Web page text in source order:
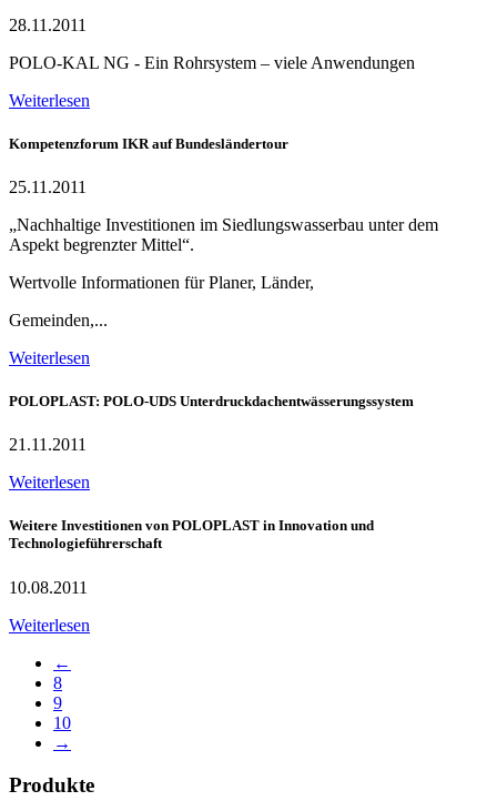
28.11.2011
POLO-KAL NG - Ein Rohrsystem – viele Anwendungen
Weiterlesen
Kompetenzforum IKR auf Bundesländertour
25.11.2011
„Nachhaltige Investitionen im Siedlungswasserbau unter dem
Aspekt begrenzter Mittel“.
Wertvolle Informationen für Planer, Länder,
Gemeinden,...
Weiterlesen
POLOPLAST: POLO-UDS Unterdruckdachentwässerungssystem
21.11.2011
Weiterlesen
Weitere Investitionen von POLOPLAST in Innovation und
Technologieführerschaft
10.08.2011
Weiterlesen
←
8
9
10
→
Produkte